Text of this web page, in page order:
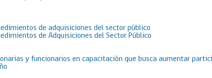
de adquisiciones del sector público
de Adquisiciones del Sector Público
y funcionarios en capacitación que busca aumentar